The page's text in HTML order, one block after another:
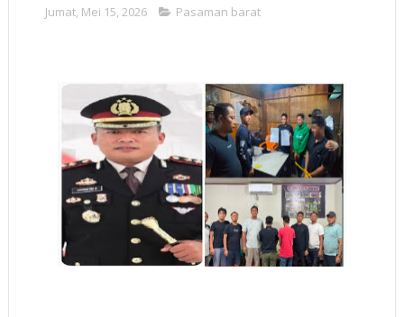
Jumat, Mei 15, 2026 Pasaman barat